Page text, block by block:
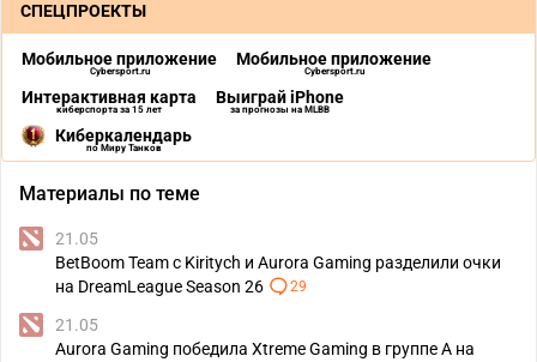
СПЕЦПРОЕКТЫ
Мобильное приложение
Cybersport.ru
Мобильное приложение
Cybersport.ru
Интерактивная карта
киберспорта за 15 лет
Выиграй iPhone
за прогнозы на MLBB
Киберкалендарь
по Миру Танков
Материалы по теме
21.05
BetBoom Team с Kiritych и Aurora Gaming разделили очки
на DreamLeague Season 26
29
21.05
Aurora Gaming победила Xtreme Gaming в группе А на